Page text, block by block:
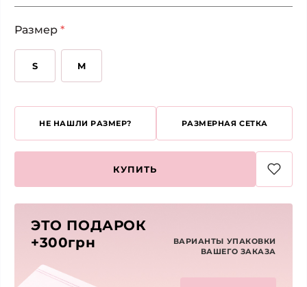
Размер *
S M
НЕ НАШЛИ РАЗМЕР? РАЗМЕРНАЯ СЕТКА
КУПИТЬ
ЭТО ПОДАРОК
+300грн
ВАРИАНТЫ УПАКОВКИ
ВАШЕГО ЗАКАЗА